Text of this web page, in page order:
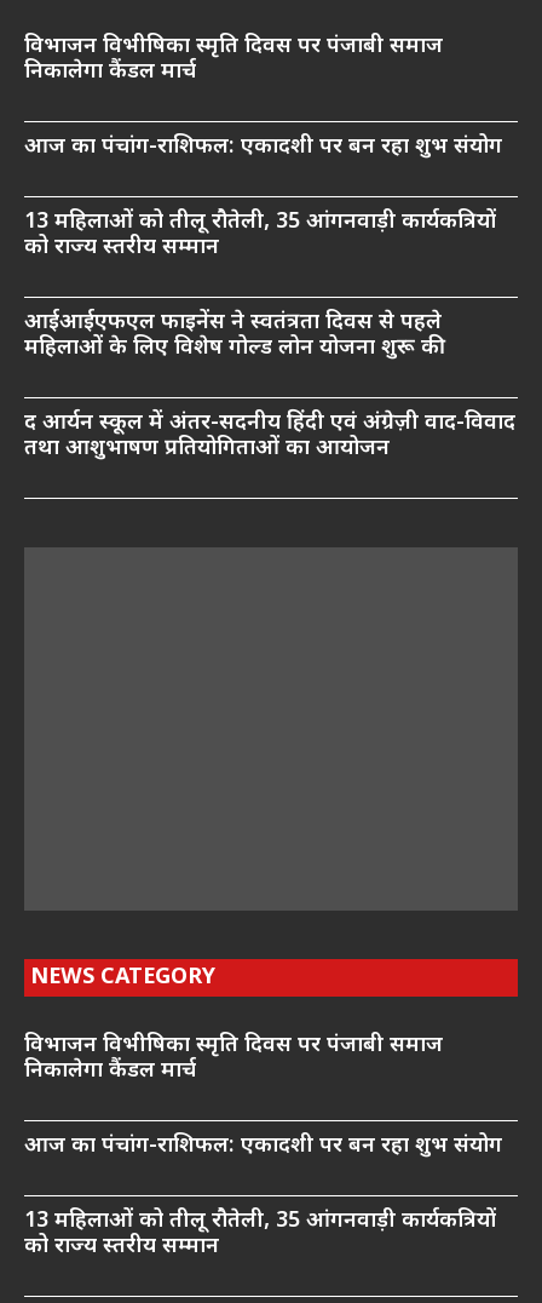
विभाजन विभीषिका स्मृति दिवस पर पंजाबी समाज
निकालेगा कैंडल मार्च
आज का पंचांग-राशिफल: एकादशी पर बन रहा शुभ संयोग
13 महिलाओं को तीलू रौतेली, 35 आंगनवाड़ी कार्यकत्रियों
को राज्य स्तरीय सम्मान
आईआईएफएल फाइनेंस ने स्वतंत्रता दिवस से पहले
महिलाओं के लिए विशेष गोल्ड लोन योजना शुरू की
द आर्यन स्कूल में अंतर-सदनीय हिंदी एवं अंग्रेज़ी वाद-विवाद
तथा आशुभाषण प्रतियोगिताओं का आयोजन
NEWS CATEGORY
विभाजन विभीषिका स्मृति दिवस पर पंजाबी समाज
निकालेगा कैंडल मार्च
आज का पंचांग-राशिफल: एकादशी पर बन रहा शुभ संयोग
13 महिलाओं को तीलू रौतेली, 35 आंगनवाड़ी कार्यकत्रियों
को राज्य स्तरीय सम्मान